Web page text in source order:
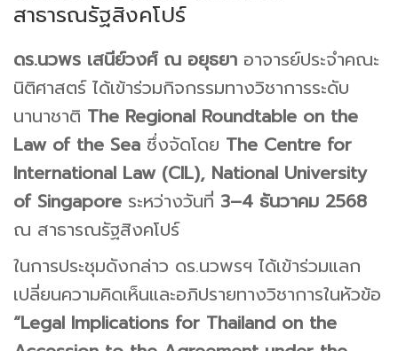
สาธารณรัฐสิงคโปร์
ดร.นวพร เสนีย์วงศ์ ณ อยุธยา อาจารย์ประจำคณะ
นิติศาสตร์ ได้เข้าร่วมกิจกรรมทางวิชาการระดับ
นานาชาติ The Regional Roundtable on the
Law of the Sea ซึ่งจัดโดย The Centre for
International Law (CIL), National University
of Singapore ระหว่างวันที่ 3–4 ธันวาคม 2568
ณ สาธารณรัฐสิงคโปร์
ในการประชุมดังกล่าว ดร.นวพรฯ ได้เข้าร่วมแลก
เปลี่ยนความคิดเห็นและอภิปรายทางวิชาการในหัวข้อ
“Legal Implications for Thailand on the